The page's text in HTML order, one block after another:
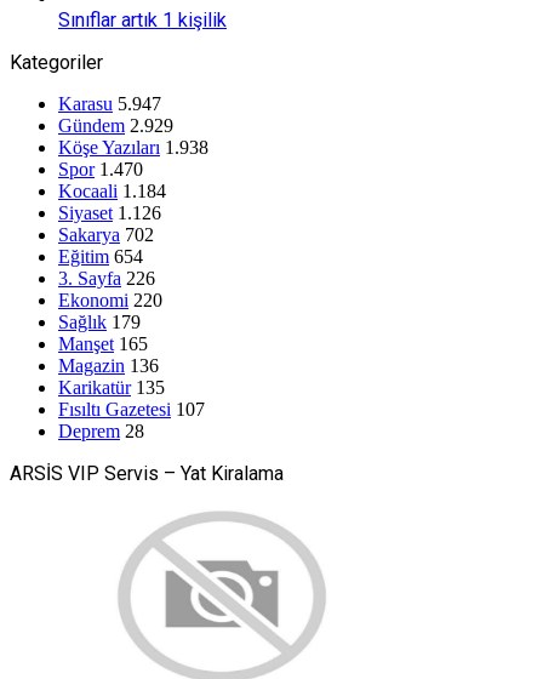
Sınıflar artık 1 kişilik
Kategoriler
Karasu 5.947
Gündem 2.929
Köşe Yazıları 1.938
Spor 1.470
Kocaali 1.184
Siyaset 1.126
Sakarya 702
Eğitim 654
3. Sayfa 226
Ekonomi 220
Sağlık 179
Manşet 165
Magazin 136
Karikatür 135
Fısıltı Gazetesi 107
Deprem 28
ARSİS VIP Servis – Yat Kiralama